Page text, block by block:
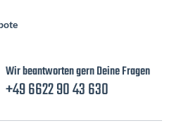
Wir beantworten gern Deine Fragen
+49 6622 90 43 630